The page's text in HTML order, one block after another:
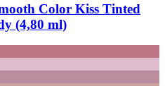
Color Kiss Tinted
(4,80 ml)